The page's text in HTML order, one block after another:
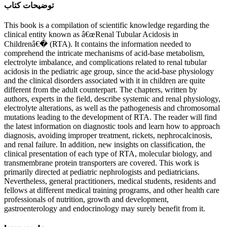
ﺗﻮﺿﯿﺤﺎﺕ ﮐﺘﺎﺏ
This book is a compilation of scientific knowledge regarding the
clinical entity known as â€œRenal Tubular Acidosis in
Childrenâ€� (RTA). It contains the information needed to
comprehend the intricate mechanisms of acid-base metabolism,
electrolyte imbalance, and complications related to renal tubular
acidosis in the pediatric age group, since the acid-base physiology
and the clinical disorders associated with it in children are quite
different from the adult counterpart. The chapters, written by
authors, experts in the field, describe systemic and renal physiology,
electrolyte alterations, as well as the pathogenesis and chromosomal
mutations leading to the development of RTA. The reader will find
the latest information on diagnostic tools and learn how to approach
diagnosis, avoiding improper treatment, rickets, nephrocalcinosis,
and renal failure. In addition, new insights on classification, the
clinical presentation of each type of RTA, molecular biology, and
transmembrane protein transporters are covered. This work is
primarily directed at pediatric nephrologists and pediatricians.
Nevertheless, general practitioners, medical students, residents and
fellows at different medical training programs, and other health care
professionals of nutrition, growth and development,
gastroenterology and endocrinology may surely benefit from it.